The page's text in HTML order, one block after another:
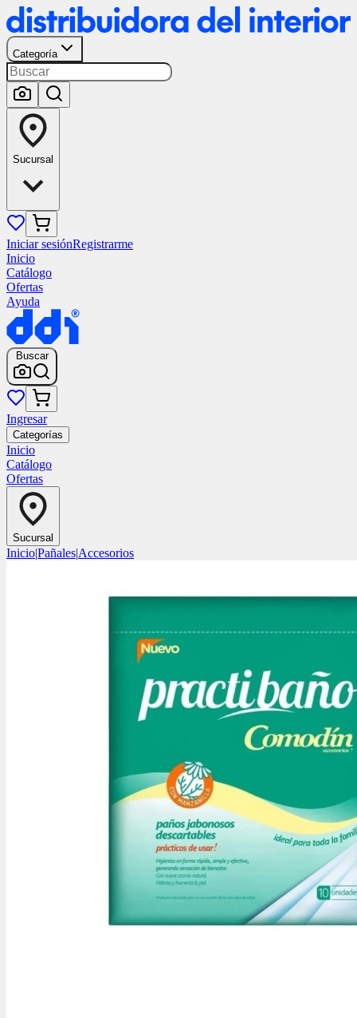
Categoría
Sucursal
Iniciar sesiónRegistrarme
Inicio
Catálogo
Ofertas
Ayuda
Buscar
Ingresar
Categorías
Inicio
Catálogo
Ofertas
Sucursal
Inicio|Pañales|Accesorios